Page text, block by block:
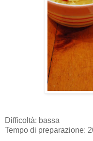
Difficoltà: bassa
Tempo di preparazione: